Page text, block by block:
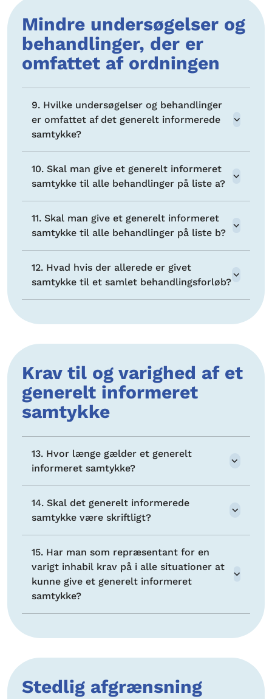
Mindre undersøgelser og
behandlinger, der er
omfattet af ordningen
9. Hvilke undersøgelser og behandlinger
er omfattet af det generelt informerede
samtykke?
10. Skal man give et generelt informeret
samtykke til alle behandlinger på liste a?
11. Skal man give et generelt informeret
samtykke til alle behandlinger på liste b?
12. Hvad hvis der allerede er givet
samtykke til et samlet behandlingsforløb?
Krav til og varighed af et
generelt informeret
samtykke
13. Hvor længe gælder et generelt
informeret samtykke?
14. Skal det generelt informerede
samtykke være skriftligt?
15. Har man som repræsentant for en
varigt inhabil krav på i alle situationer at
kunne give et generelt informeret
samtykke?
Stedlig afgrænsning